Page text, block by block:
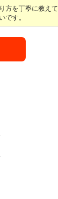
を丁寧に教え
です。